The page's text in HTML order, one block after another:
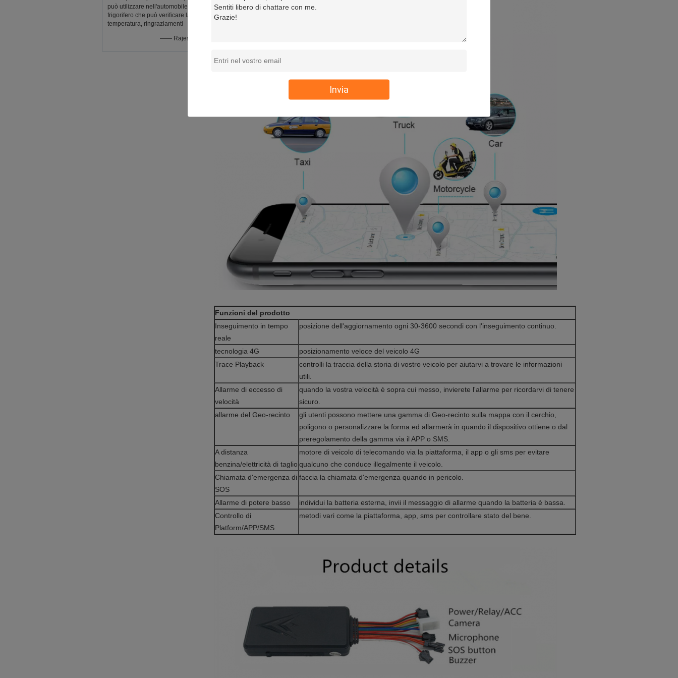
Invia
può utilizzare nell'automobile di
frigorifero che può verificare la
temperatura, ringraziamenti
—— Rajesmay
Funzioni del prodotto
Inseguimento in tempo
reale
posizione dell'aggiornamento ogni 30-3600 secondi con l'inseguimento continuo.
tecnologia 4G
posizionamento veloce del veicolo 4G
Trace Playback
controlli la traccia della storia di vostro veicolo per aiutarvi a trovare le informazioni
utili.
Allarme di eccesso di
velocità
quando la vostra velocità è sopra cui messo, invierete l'allarme per ricordarvi di tenere
sicuro.
allarme del Geo-recinto
gli utenti possono mettere una gamma di Geo-recinto sulla mappa con il cerchio,
poligono o personalizzare la forma ed allarmerà in quando il dispositivo ottiene o dal
preregolamento della gamma via il APP o SMS.
A distanza
benzina/elettricità di taglio
motore di veicolo di telecomando via la piattaforma, il app o gli sms per evitare
qualcuno che conduce illegalmente il veicolo.
Chiamata d'emergenza di
SOS
faccia la chiamata d'emergenza quando in pericolo.
Allarme di potere basso
individui la batteria esterna, invii il messaggio di allarme quando la batteria è bassa.
Controllo di
Platform/APP/SMS
metodi vari come la piattaforma, app, sms per controllare stato del bene.